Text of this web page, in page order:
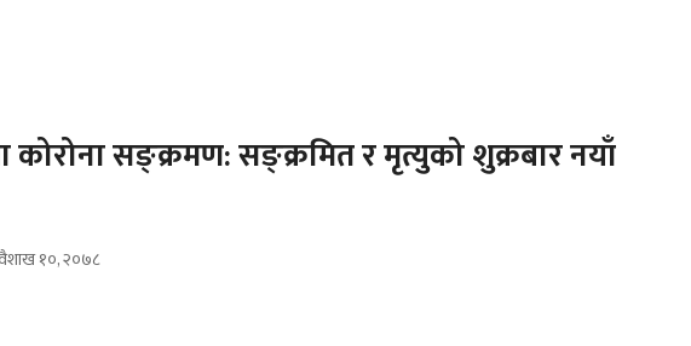
कोरोना सङ्क्रमण: सङ्क्रमित र मृत्युको शुक्रबार नयाँ
१०, २०७८